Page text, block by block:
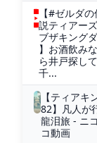
【#ゼルダの
説ティアー
ブザキング
】お酒飲み
ら井戸探し
千...
【ティアキ
82】凡人が
龍泪旅 - ニ
コ動画